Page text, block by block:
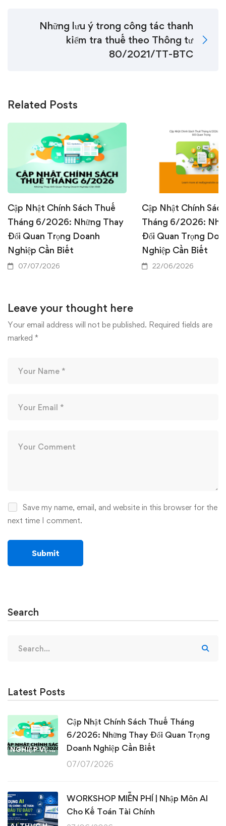
Những lưu ý trong công tác thanh
kiểm tra thuế theo Thông tư
80/2021/TT-BTC
Related Posts
Cập Nhật Chính Sách Thuế
Tháng 6/2026: Những Thay
Đổi Quan Trọng Doanh
Nghiệp Cần Biết
07/07/2026
Cập Nhật Chính
Tháng 6/2026:
Đổi Quan Trọng
Nghiệp Cần Biết
22/06/2026
Leave your thought here
Your email address will not be published. Required fields are
marked *
Save my name, email, and website in this browser for the
next time I comment.
Search
for:
Latest Posts
NGHIỆP VỤ KẾ TOÁN & THUẾ
Cập Nhật Chính Sách Thuế Tháng
6/2026: Những Thay Đổi Quan Trọng
Doanh Nghiệp Cần Biết
07/07/2026
WORKSHOP MIỄN PHÍ | Nhập Môn AI
Cho Kế Toán Tài Chính